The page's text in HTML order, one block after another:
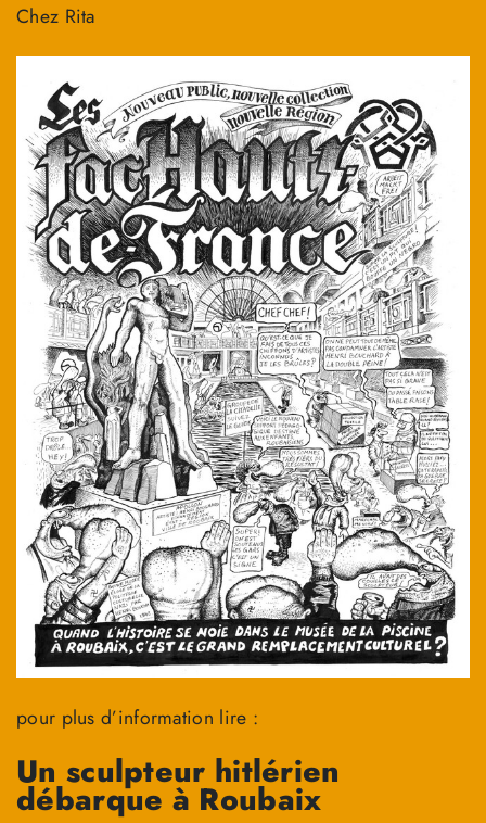
Chez Rita
pour plus d’information lire :
Un sculpteur hitlérien
débarque à Roubaix